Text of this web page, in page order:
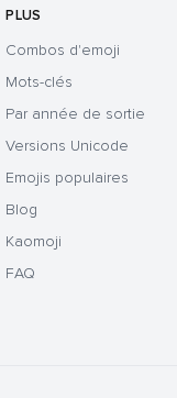
PLUS
Combos d'emoji
Mots-clés
Par année de sortie
Versions Unicode
Emojis populaires
Blog
Kaomoji
FAQ